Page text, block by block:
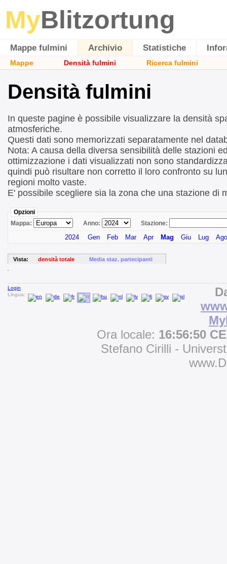
MyBlitzortung
Mappe fulmini Archivio Statistiche
Mappe Densità fulmini Ricerca fulmini
Densità fulmini
In queste pagine è possibile visualizzare la densità
atmosferiche.
Questi dati sono memorizzati separatamente nel
Nota: A causa della diversa sensibilità delle stazioni
ottimizzazione i dati visualizzati non sono
quindi può risultare non corretto il loro confronto su
regioni molto vaste.
E' possibile scegliere sia la zona che una stazione di
Opzioni
Mappa:
Anno: Stazione:
2024 Gen Feb Mar Apr Mag Giu Lug Ago
Vista: densità totale Media staz. partecipanti
Login
Lingua:
Ora locale: 16:56:50
Stefano Cirilli -